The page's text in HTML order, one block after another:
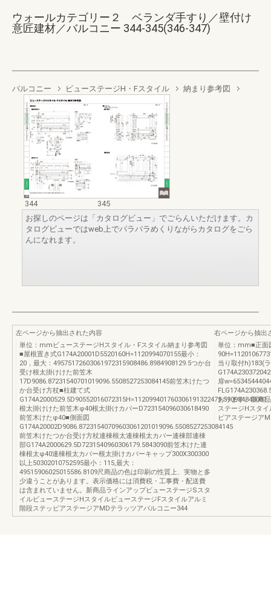
ウォールカテゴリー２ ベランダ手すり／壁付け
意匠建材／バルコニー 344-345(346-347)
バルコニー ビューステージH・Fスタイル 納まり参考図
344
345
お探しのページは「カタログビュー」でごらんいただけます。カ
タログビューではweb上でパラパラめくりながらカタログをごら
んになれます。
左ページから抽出された内容
単位：mmビューステージHスタイル・Fスタイル納まり参考図
■屋根置き式G174A20001D5520160H=1120994070155最小：
20，最大：49575172603061972315908486.8984908129.5つか台
受け根太掛けけた前笠木
17D9086.87231540701019096.5508527253084145前笠木けたつ
か台受け方杖■柱建て式
G174A2000529.5D90552016072315H=112099401760306191322479.590984843081
根太掛けけた前笠木φ40根太掛けカバーD723154096030618490
前笠木けたφ40■側面図
G174A20002D9086.87231540709603061201019096.5508527253084145
前笠木けたつか台受け方杖連棟根太連棟根太カバー連棟部連棟
部G174A2000629.5D7231540960306179.5843090前笠木けた連
棟根太φ40連棟根太カバー根太掛けカバーキャップ300X300300
以上50302010752595最小：115,最大：
49515906025015586.8109尺商品の色は印刷の性質上、実物と多
少違うことがあります。表示価格には消費税・工事費・配送費
は含まれていません。新商品ラインアップビューステージSスタ
イルビューステージHスタイルビューステージFスタイルアルミ
階段ステッピアステージアMDテラッツアバルコニー344
右ページから抽出
単位：mm■正面
当り取付h)183(
扉
おります。新商
ステージHスタ
ピアステージア